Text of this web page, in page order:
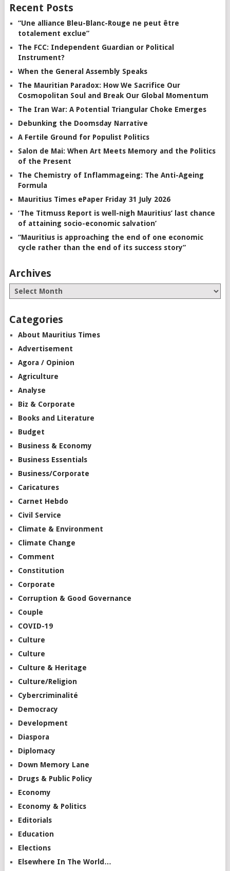
Recent Posts
“Une alliance Bleu-Blanc-Rouge ne peut être
totalement exclue”
The FCC: Independent Guardian or Political
Instrument?
When the General Assembly Speaks
The Mauritian Paradox: How We Sacrifice Our
Cosmopolitan Soul and Break Our Global Momentum
The Iran War: A Potential Triangular Choke Emerges
Debunking the Doomsday Narrative
A Fertile Ground for Populist Politics
Salon de Mai: When Art Meets Memory and the Politics
of the Present
The Chemistry of Inflammageing: The Anti-Ageing
Formula
Mauritius Times ePaper Friday 31 July 2026
‘The Titmuss Report is well-nigh Mauritius’ last chance
of attaining socio-economic salvation’
“Mauritius is approaching the end of one economic
cycle rather than the end of its success story”
Archives
Categories
About Mauritius Times
Advertisement
Agora / Opinion
Agriculture
Analyse
Biz & Corporate
Books and Literature
Budget
Business & Economy
Business Essentials
Business/Corporate
Caricatures
Carnet Hebdo
Civil Service
Climate & Environment
Climate Change
Comment
Constitution
Corporate
Corruption & Good Governance
Couple
COVID-19
Culture
Culture
Culture & Heritage
Culture/Religion
Cybercriminalité
Democracy
Development
Diaspora
Diplomacy
Down Memory Lane
Drugs & Public Policy
Economy
Economy & Politics
Editorials
Education
Elections
Elsewhere In The World…